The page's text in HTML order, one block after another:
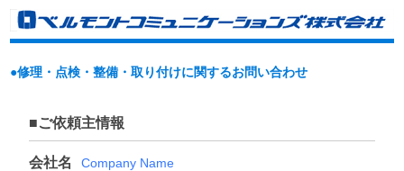
●修理・点検・整備・取り付けに関するお問い合わせ
■ご依頼主情報
会社名 Company Name